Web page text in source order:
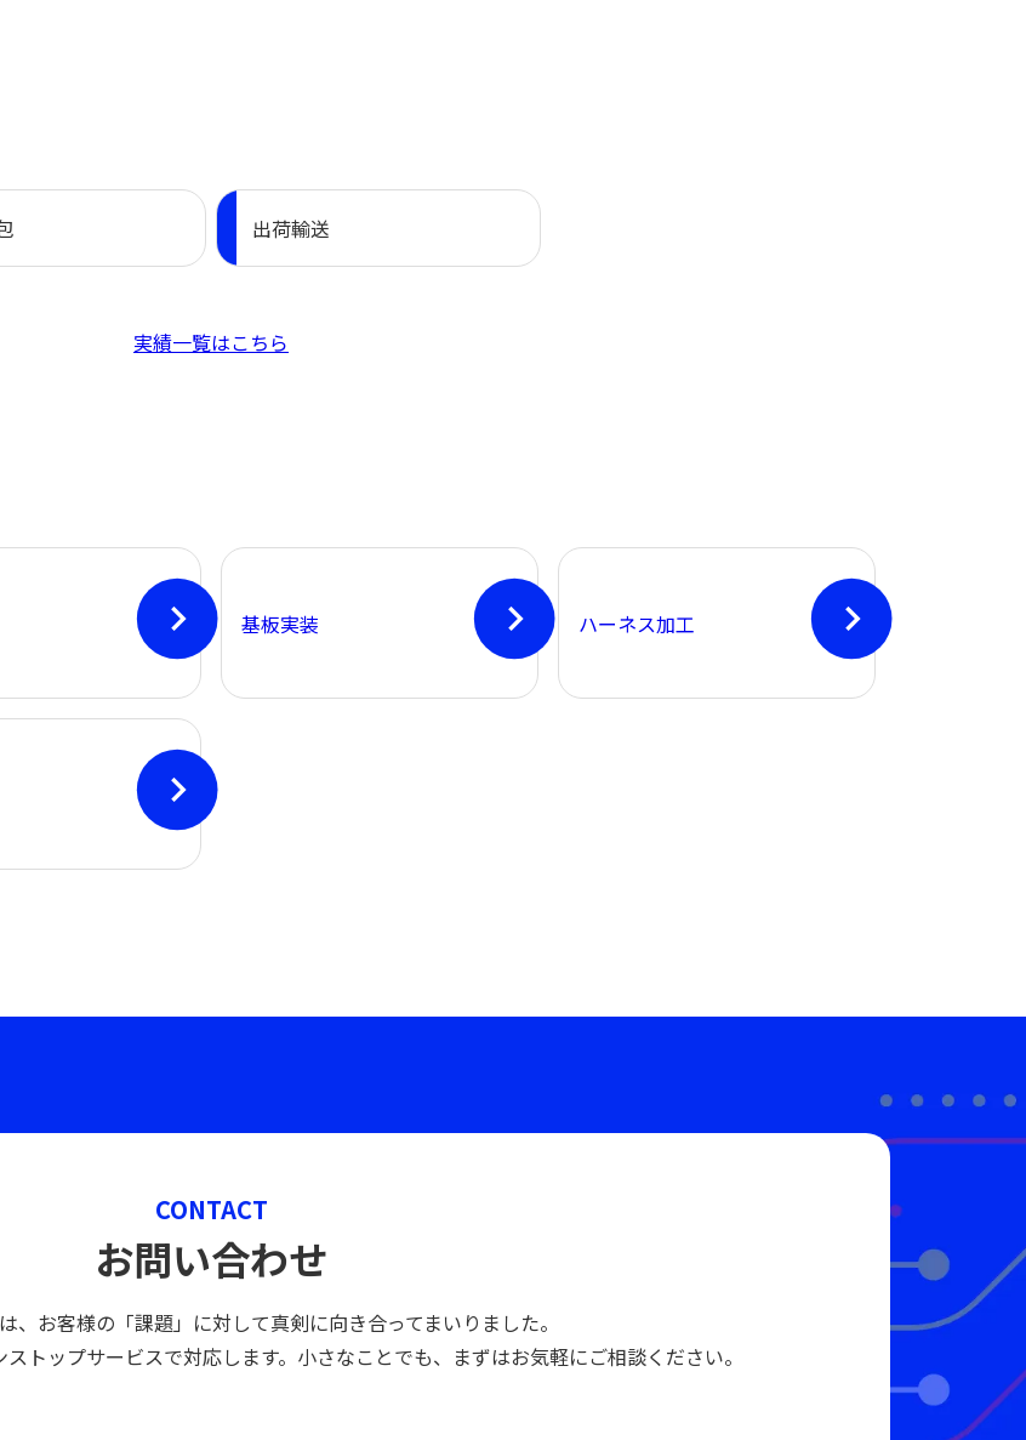
出荷輸送
実績一覧はこちら
基板実装 ハーネス加工
CONTACT
お問い合わせ
、お客様の「課題」に対して真剣に向き合ってまいりました。
トップサービスで対応します。小さなことでも、まずはお気軽にご相談ください。